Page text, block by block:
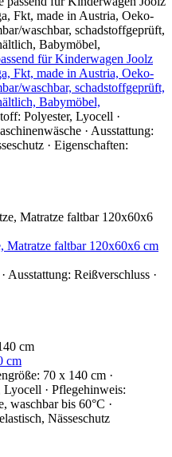
für Kinderwagen Joolz
Fkt, made in Austria, Oeko-
waschbar, schadstoffgeprüft,
Babymöbel,
Polyester, Lyocell ·
· Ausstattung:
· Eigenschaften:
Matratze faltbar 120x60x6 cm
Ausstattung: Reißverschluss ·
cm
70 x 140 cm ·
· Pflegehinweis:
waschbar bis 60°C ·
Nässeschutz